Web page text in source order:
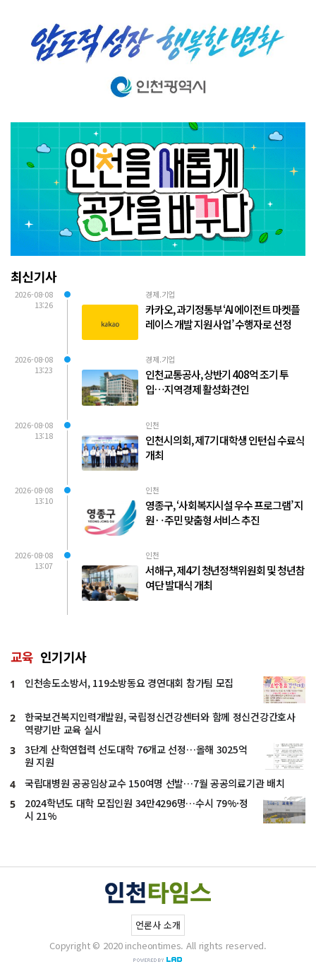
최신기사
2026-08-08
13:26
경제.기업
카카오, 과기정통부 ‘AI 에이전트 마켓플
레이스 개발 지원 사업’ 수행자로 선정
2026-08-08
13:23
경제.기업
인천교통공사, 상반기 408억 조기 투
입…지역경제 활성화 견인
2026-08-08
13:18
인천
인천시의회, 제7기 대학생 인턴십 수료식
개최
2026-08-08
13:10
인천
영종구, ‘사회복지시설 우수 프로그램’ 지
원‥주민 맞춤형 서비스 추진
2026-08-08
13:07
인천
서해구, 제4기 청년정책위원회 및 청년참
여단 발대식 개최
교육 인기기사
1 인천송도소방서, 119소방동요 경연대회 참가팀 모집
2
한국보건복지인력개발원, 국립정신건강센터와 함께 정신건강간호사
역량기반 교육 실시
3
3단계 산학연협력 선도대학 76개교 선정…올해 3025억
원 지원
4 국립대병원 공공임상교수 150여명 선발…7월 공공의료기관 배치
5
2024학년도 대학 모집인원 34만4296명…수시 79%·정
시 21%
언론사 소개
Copyright © 2020 incheontimes. All rights reserved.